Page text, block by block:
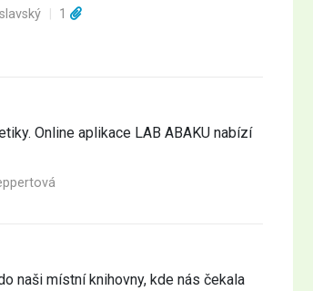
1
Online aplikace LAB ABAKU nabízí
naši místní knihovny, kde nás čekala